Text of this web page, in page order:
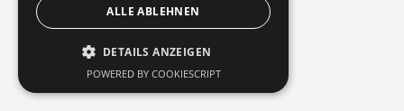
ALLE ABLEHNEN
DETAILS ANZEIGEN
POWERED BY COOKIESCRIPT